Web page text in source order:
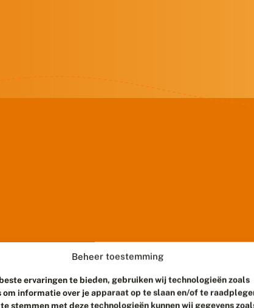
Beheer toestemming
ervaringen te bieden, gebruiken wij technologieën zoals
om informatie over je apparaat op te slaan en/of te
te stemmen met deze technologieën kunnen wij gegevens